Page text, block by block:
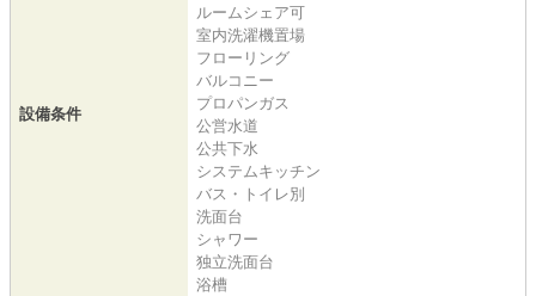
設備条件
ルームシェア可
室内洗濯機置場
フローリング
バルコニー
プロパンガス
公営水道
公共下水
システムキッチン
バス・トイレ別
洗面台
シャワー
独立洗面台
浴槽